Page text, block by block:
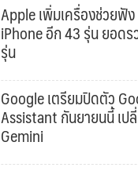
Apple เพิ่มเครื่องช่วยฟั
iPhone อีก 43 รุ่น ยอด
รุ่น
Google เตรียมปิดตัว
Assistant กันยายนนี้ เป
Gemini